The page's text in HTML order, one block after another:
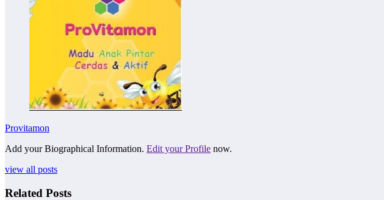
Provitamon
Add your Biographical Information. Edit your Profile now.
view all posts
Related Posts